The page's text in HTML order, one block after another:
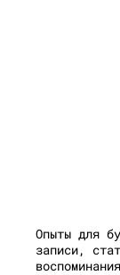
Опыты для
записи,
воспоминания